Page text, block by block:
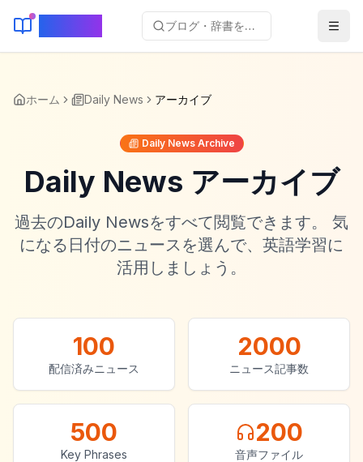
ブログ・辞書を検索...
ホーム Daily News アーカイブ
Daily News Archive
Daily News アーカイブ
過去のDaily Newsをすべて閲覧できます。 気
になる日付のニュースを選んで、英語学習に
活用しましょう。
100
配信済みニュース
2000
ニュース記事数
500
Key Phrases
200
音声ファイル